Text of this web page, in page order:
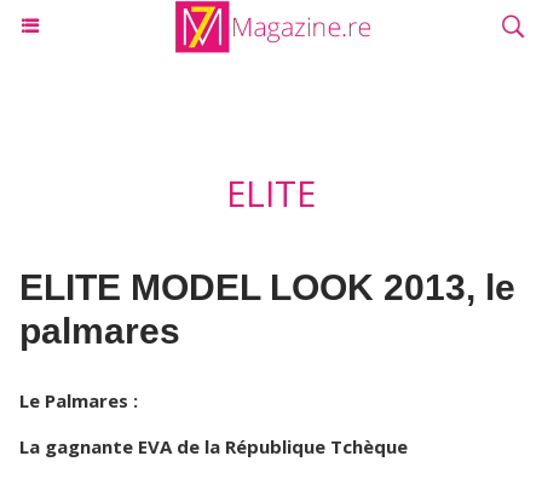
ELITE
ELITE MODEL LOOK 2013, le
palmares
Le Palmares :
La gagnante EVA de la République Tchèque